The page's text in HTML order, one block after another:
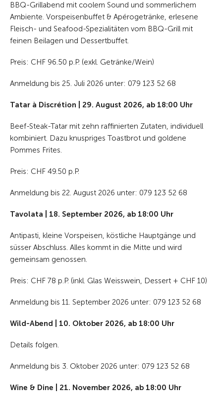
BBQ-Grillabend mit coolem Sound und sommerlichem
Ambiente. Vorspeisenbuffet & Apérogetränke, erlesene
Fleisch- und Seafood-Spezialitäten vom BBQ-Grill mit
feinen Beilagen und Dessertbuffet.
Preis: CHF 96.50 p.P. (exkl. Getränke/Wein)
Anmeldung bis 25. Juli 2026 unter: 079 123 52 68
Tatar à Discrétion | 29. August 2026, ab 18:00 Uhr
Beef-Steak-Tatar mit zehn raffinierten Zutaten, individuell
kombiniert. Dazu knuspriges Toastbrot und goldene
Pommes Frites.
Preis: CHF 49.50 p.P.
Anmeldung bis 22. August 2026 unter: 079 123 52 68
Tavolata | 18. September 2026, ab 18:00 Uhr
Antipasti, kleine Vorspeisen, köstliche Hauptgänge und
süsser Abschluss. Alles kommt in die Mitte und wird
gemeinsam genossen.
Preis: CHF 78 p.P. (inkl. Glas Weisswein, Dessert + CHF 10)
Anmeldung bis 11. September 2026 unter: 079 123 52 68
Wild-Abend | 10. Oktober 2026, ab 18:00 Uhr
Details folgen.
Anmeldung bis 3. Oktober 2026 unter: 079 123 52 68
Wine & Dine | 21. November 2026, ab 18:00 Uhr